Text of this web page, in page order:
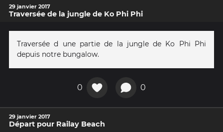
29 janvier 2017
Traversée de la jungle de Ko Phi Phi
Traversée d une partie de la jungle de Ko Phi Phi
depuis notre bungalow.
0 0
29 janvier 2017
Départ pour Railay Beach